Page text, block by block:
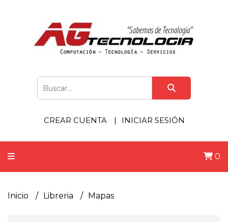
CREAR CUENTA INICIAR SESIÓN
0
Inicio Libreria Mapas